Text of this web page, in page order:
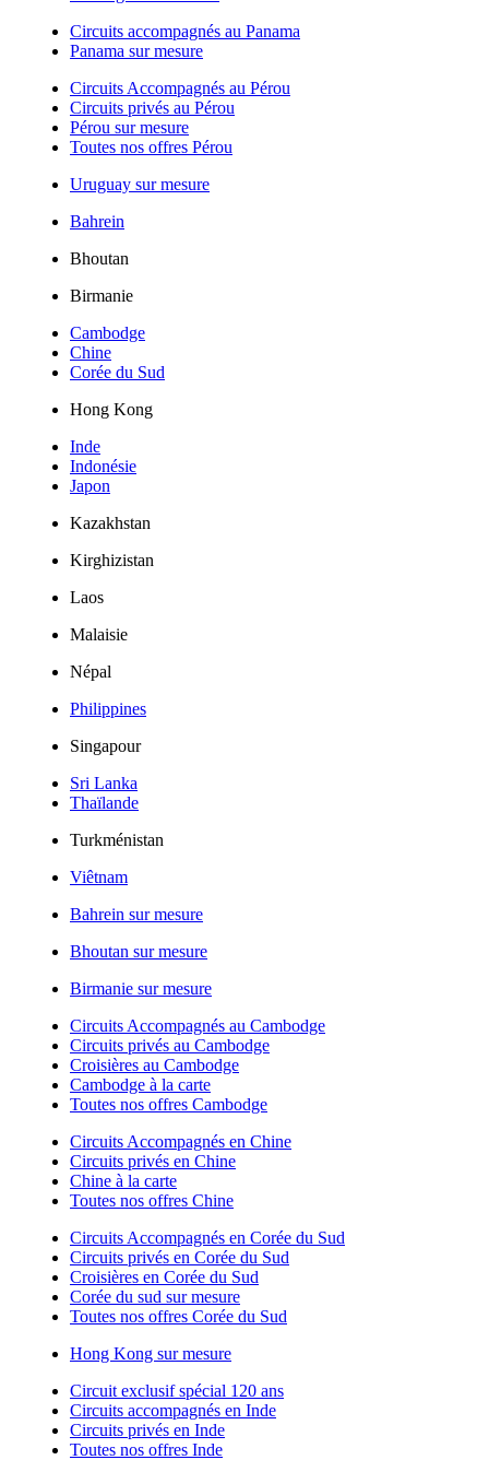
Circuits accompagnés au Panama
Panama sur mesure
Circuits Accompagnés au Pérou
Circuits privés au Pérou
Pérou sur mesure
Toutes nos offres Pérou
Uruguay sur mesure
Bahrein
Bhoutan
Birmanie
Cambodge
Chine
Corée du Sud
Hong Kong
Inde
Indonésie
Japon
Kazakhstan
Kirghizistan
Laos
Malaisie
Népal
Philippines
Singapour
Sri Lanka
Thaïlande
Turkménistan
Viêtnam
Bahrein sur mesure
Bhoutan sur mesure
Birmanie sur mesure
Circuits Accompagnés au Cambodge
Circuits privés au Cambodge
Croisières au Cambodge
Cambodge à la carte
Toutes nos offres Cambodge
Circuits Accompagnés en Chine
Circuits privés en Chine
Chine à la carte
Toutes nos offres Chine
Circuits Accompagnés en Corée du Sud
Circuits privés en Corée du Sud
Croisières en Corée du Sud
Corée du sud sur mesure
Toutes nos offres Corée du Sud
Hong Kong sur mesure
Circuit exclusif spécial 120 ans
Circuits accompagnés en Inde
Circuits privés en Inde
Toutes nos offres Inde